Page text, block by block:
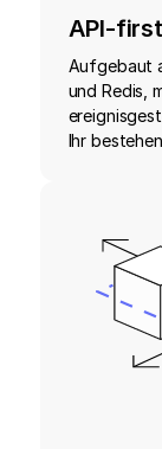
API-
Aufgebaut
und Redis,
Ihr